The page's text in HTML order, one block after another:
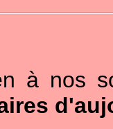
à nos